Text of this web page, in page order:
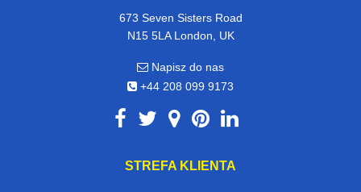
673 Seven Sisters Road
N15 5LA London, UK
Napisz do nas
+44 208 099 9173
STREFA KLIENTA